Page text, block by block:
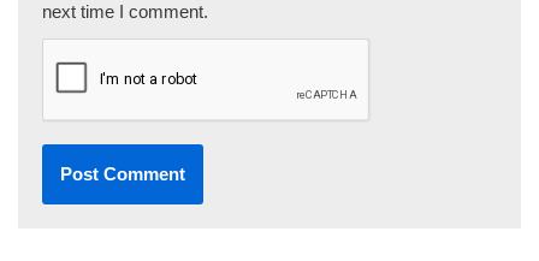
next time I comment.